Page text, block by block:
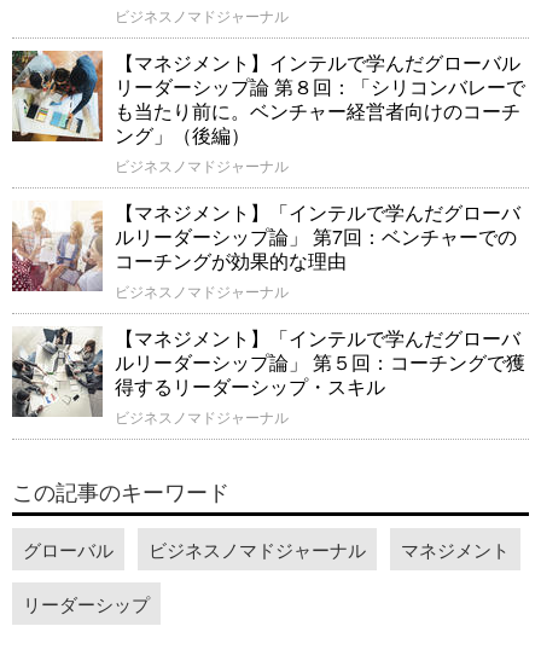
ビジネスノマドジャーナル
【マネジメント】インテルで学んだグローバル
リーダーシップ論 第８回：「シリコンバレーで
も当たり前に。ベンチャー経営者向けのコーチ
ング」（後編）
ビジネスノマドジャーナル
【マネジメント】「インテルで学んだグローバ
ルリーダーシップ論」 第7回：ベンチャーでの
コーチングが効果的な理由
ビジネスノマドジャーナル
【マネジメント】「インテルで学んだグローバ
ルリーダーシップ論」 第５回：コーチングで獲
得するリーダーシップ・スキル
ビジネスノマドジャーナル
この記事のキーワード
グローバル ビジネスノマドジャーナル マネジメント
リーダーシップ